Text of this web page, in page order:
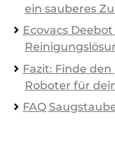
ein sauberes
Ecovacs
Fazit: Finde
Roboter für
FAQ